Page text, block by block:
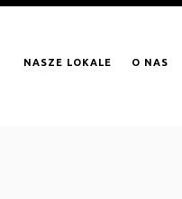
NASZE LOKALE O NAS